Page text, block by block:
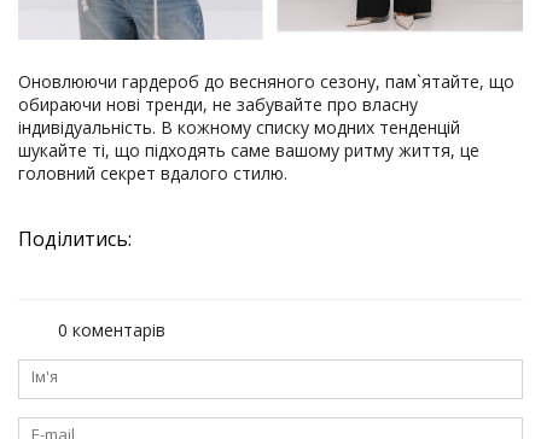
Оновлюючи гардероб до весняного сезону, пам`ятайте, що
обираючи нові тренди, не забувайте про власну
індивідуальність. В кожному списку модних тенденцій
шукайте ті, що підходять саме вашому ритму життя, це
головний секрет вдалого стилю.
Поділитись:
0 коментарів